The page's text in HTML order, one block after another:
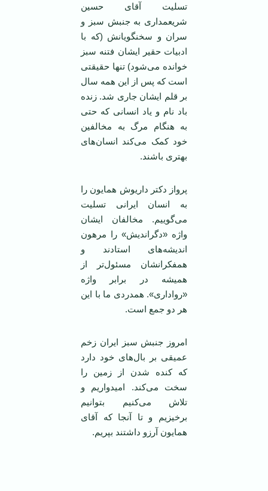
تسلیت آقای حسین
شریعمداری به جنبش سبز و
سران و سخنگویانش (که با
ادبیات حقیر ایشان فتنه سبز
خوانده می‌شود) تنها حقیقتی
است که پس از این همه سال
بر قلم ایشان جاری شد. زنده
باد نام و یاد انسانی که حتی
به هنگام مرگ به مخالفین
خود کمک می‌کند انسان‌های
بهتری باشند.
پرواز دکتر داریوش همایون را
به انسان ایرانی تسلیت
می‌گوییم. مخالفان ایشان
واژه «دگراندیش» را مرهون
اندیشه‌های استادند و
همفکرانشان مسئول‌تر از
همیشه در برابر واژه
«رواداری». همدردی ما با این
هر دو جمع است.
امروز جنبش سبز ایران زخم
عمیقی بر بال‌های خود دارد
که کنده شدن از زمین را
سخت می‌کند. امیدواریم و
تلاش می‌کنیم بتوانیم
برخیزیم و تا آنجا که آقای
همایون آرزو داشتند بپریم.